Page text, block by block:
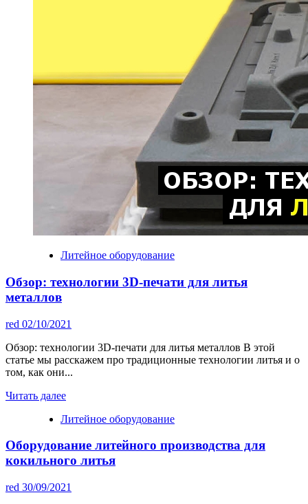
Литейное оборудование
Обзор: технологии 3D-печати для литья
металлов
red 02/10/2021
Обзор: технологии 3D-печати для литья металлов В этой
статье мы расскажем про традиционные технологии литья и о
том, как они...
Читать далее
Литейное оборудование
Оборудование литейного производства для
кокильного литья
red 30/09/2021